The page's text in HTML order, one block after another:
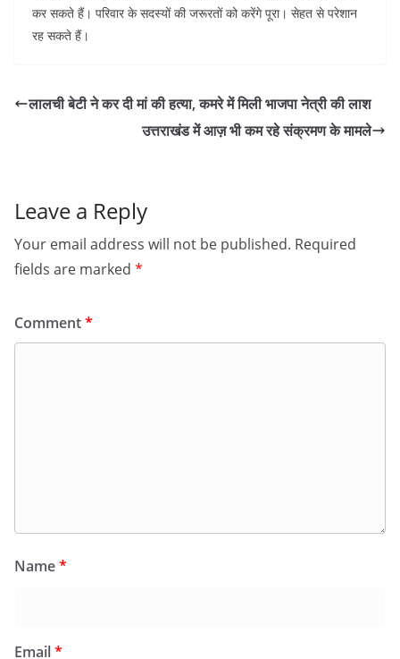
कर सकते हैं। परिवार के सदस्यों की जरूरतों को करेंगे पूरा। सेहत से परेशान
रह सकते हैं।
लालची बेटी ने कर दी मां की हत्या, कमरे में मिली भाजपा नेत्री की लाश
उत्तराखंड में आज़ भी कम रहे संक्रमण के मामले
Leave a Reply
Your email address will not be published. Required
fields are marked *
Comment*
Name*
Email*